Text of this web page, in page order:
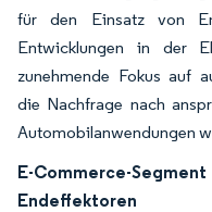
für den Einsatz von
Entwicklungen in der
zunehmende Fokus auf
die Nachfrage nach
Automobilanwendungen
E-Commerce-
Endeffektoren